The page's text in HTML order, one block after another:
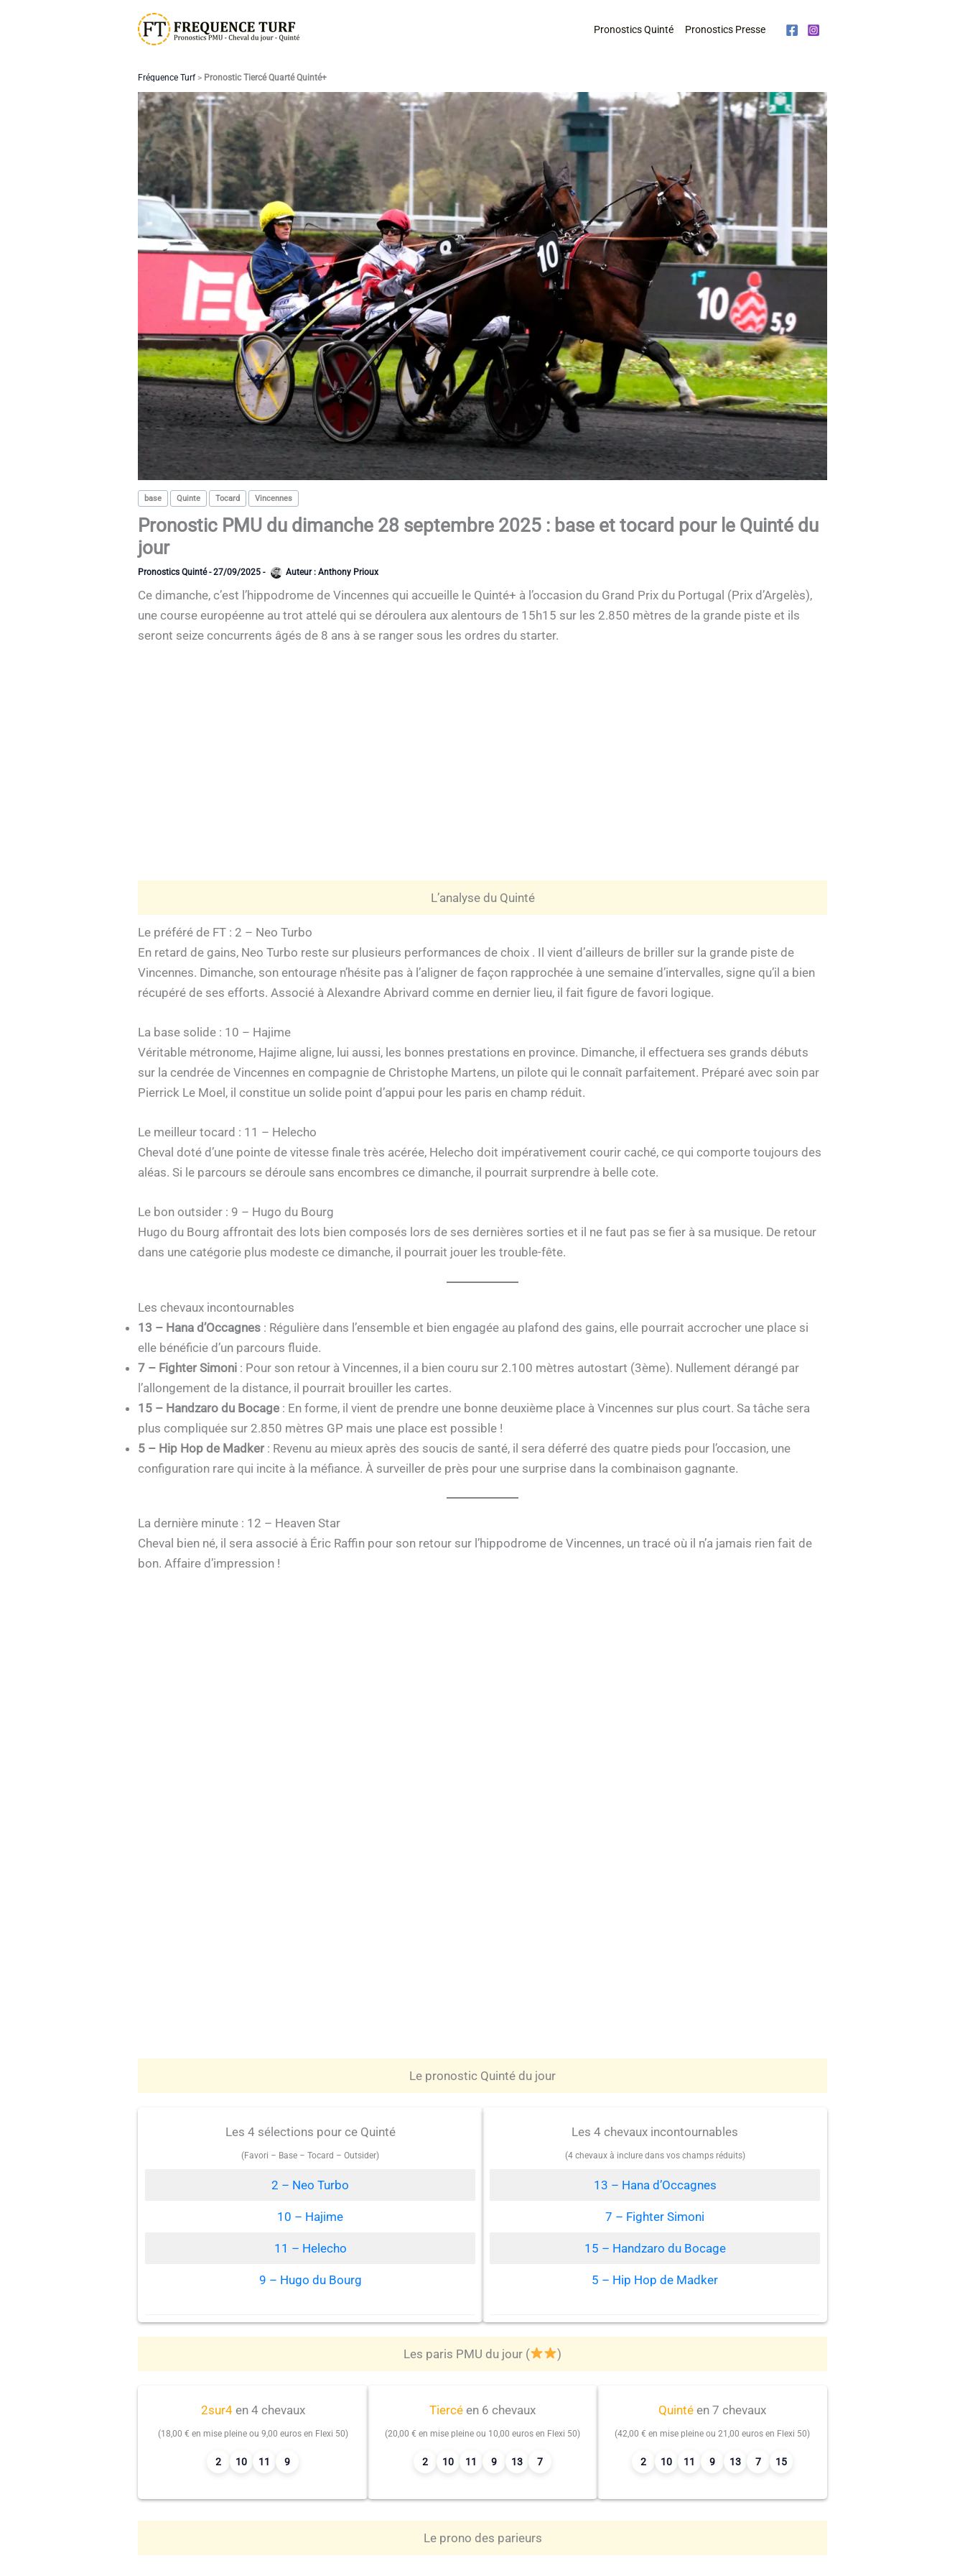
Pronostics Quinté Pronostics Presse
Fréquence Turf> Pronostic Tiercé Quarté Quinté+
base Quinte Tocard Vincennes
Pronostic PMU du dimanche 28 septembre 2025 : base et tocard pour le Quinté du
jour
Pronostics Quinté-27/09/2025 - Auteur : Anthony Prioux
Ce dimanche, c’est l’hippodrome de Vincennes qui accueille le Quinté+ à l’occasion du Grand Prix du Portugal (Prix d’Argelès),
une course européenne au trot attelé qui se déroulera aux alentours de 15h15 sur les 2.850 mètres de la grande piste et ils
seront seize concurrents âgés de 8 ans à se ranger sous les ordres du starter.
L’analyse du Quinté
Le préféré de FT : 2 – Neo Turbo
En retard de gains, Neo Turbo reste sur plusieurs performances de choix . Il vient d’ailleurs de briller sur la grande piste de
Vincennes. Dimanche, son entourage n’hésite pas à l’aligner de façon rapprochée à une semaine d’intervalles, signe qu’il a bien
récupéré de ses efforts. Associé à Alexandre Abrivard comme en dernier lieu, il fait figure de favori logique.
La base solide : 10 – Hajime
Véritable métronome, Hajime aligne, lui aussi, les bonnes prestations en province. Dimanche, il effectuera ses grands débuts
sur la cendrée de Vincennes en compagnie de Christophe Martens, un pilote qui le connaît parfaitement. Préparé avec soin par
Pierrick Le Moel, il constitue un solide point d’appui pour les paris en champ réduit.
Le meilleur tocard : 11 – Helecho
Cheval doté d’une pointe de vitesse finale très acérée, Helecho doit impérativement courir caché, ce qui comporte toujours des
aléas. Si le parcours se déroule sans encombres ce dimanche, il pourrait surprendre à belle cote.
Le bon outsider : 9 – Hugo du Bourg
Hugo du Bourg affrontait des lots bien composés lors de ses dernières sorties et il ne faut pas se fier à sa musique. De retour
dans une catégorie plus modeste ce dimanche, il pourrait jouer les trouble-fête.
Les chevaux incontournables
13 – Hana d’Occagnes : Régulière dans l’ensemble et bien engagée au plafond des gains, elle pourrait accrocher une place si
elle bénéficie d’un parcours fluide.
7 – Fighter Simoni : Pour son retour à Vincennes, il a bien couru sur 2.100 mètres autostart (3ème). Nullement dérangé par
l’allongement de la distance, il pourrait brouiller les cartes.
15 – Handzaro du Bocage : En forme, il vient de prendre une bonne deuxième place à Vincennes sur plus court. Sa tâche sera
plus compliquée sur 2.850 mètres GP mais une place est possible !
5 – Hip Hop de Madker: Revenu au mieux après des soucis de santé, il sera déferré des quatre pieds pour l’occasion, une
configuration rare qui incite à la méfiance. À surveiller de près pour une surprise dans la combinaison gagnante.
La dernière minute : 12 – Heaven Star
Cheval bien né, il sera associé à Éric Raffin pour son retour sur l’hippodrome de Vincennes, un tracé où il n’a jamais rien fait de
bon. Affaire d’impression !
Le pronostic Quinté du jour
Les 4 sélections pour ce Quinté
(Favori – Base – Tocard – Outsider)
2 – Neo Turbo
10 – Hajime
11 – Helecho
9 – Hugo du Bourg
Les 4 chevaux incontournables
(4 chevaux à inclure dans vos champs réduits)
13 – Hana d’Occagnes
7 – Fighter Simoni
15 – Handzaro du Bocage
5 – Hip Hop de Madker
Les paris PMU du jour ( )
2sur4en 4 chevaux
(18,00 € en mise pleine ou 9,00 euros en Flexi 50)
2 10 11 9
Tiercé en 6 chevaux
(20,00 € en mise pleine ou 10,00 euros en Flexi 50)
2 10 11 9 13 7
Quinté en 7 chevaux
(42,00 € en mise pleine ou 21,00 euros en Flexi 50)
2 10 11 9 13 7 15
Le prono des parieurs